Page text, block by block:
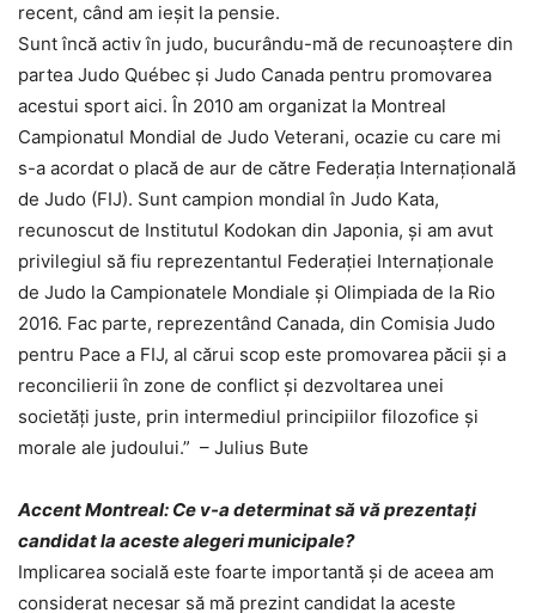
recent, când am ieșit la pensie.
Sunt încă activ în judo, bucurându-mă de recunoaștere din
partea Judo Québec și Judo Canada pentru promovarea
acestui sport aici. În 2010 am organizat la Montreal
Campionatul Mondial de Judo Veterani, ocazie cu care mi
s-a acordat o placă de aur de către Federația Internațională
de Judo (FIJ). Sunt campion mondial în Judo Kata,
recunoscut de Institutul Kodokan din Japonia, și am avut
privilegiul să fiu reprezentantul Federației Internaționale
de Judo la Campionatele Mondiale și Olimpiada de la Rio
2016. Fac parte, reprezentând Canada, din Comisia Judo
pentru Pace a FIJ, al cărui scop este promovarea păcii și a
reconcilierii în zone de conflict și dezvoltarea unei
societăți juste, prin intermediul principiilor filozofice și
morale ale judoului.” – Julius Bute
Accent Montreal: Ce v-a determinat să vă prezentați
candidat la aceste alegeri municipale?
Implicarea socială este foarte importantă și de aceea am
considerat necesar să mă prezint candidat la aceste